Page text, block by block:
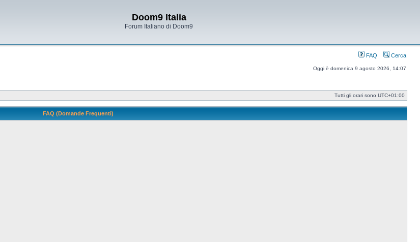
Doom9 Italia
Forum Italiano di Doom9
FAQ Cerca
Oggi è domenica 9 agosto 2026, 14:07
Tutti gli orari sono UTC+01:00
FAQ (Domande Frequenti)